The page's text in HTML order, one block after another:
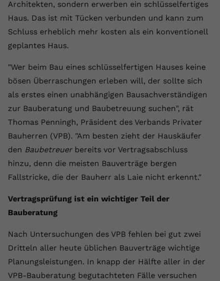
Architekten, sondern erwerben ein schlüsselfertiges
Haus. Das ist mit Tücken verbunden und kann zum
Schluss erheblich mehr kosten als ein konventionell
geplantes Haus.
"Wer beim Bau eines schlüsselfertigen Hauses keine
bösen Überraschungen erleben will, der sollte sich
als erstes einen unabhängigen Bausachverständigen
zur Bauberatung und Baubetreuung suchen", rät
Thomas Penningh, Präsident des Verbands Privater
Bauherren (VPB). "Am besten zieht der Hauskäufer
den Baubetreuerbereits vor Vertragsabschluss
hinzu, denn die meisten Bauverträge bergen
Fallstricke, die der Bauherr als Laie nicht erkennt."
Vertragsprüfung ist ein wichtiger Teil der
Bauberatung
Nach Untersuchungen des VPB fehlen bei gut zwei
Dritteln aller heute üblichen Bauverträge wichtige
Planungsleistungen. In knapp der Hälfte aller in der
VPB-Bauberatung begutachteten Fälle versuchen
Laufzeit 1 Jahr
Dieser Wert speichert Ihre Consent-
Einstellungen. Unter anderem eine
vorgenommen Einstellungen, falls der
Webseiten-Betreiber dies eingestellt
Name fe_typo_user
Anbieter VPB.de
Laufzeit Session
Benutzereinstellungen zu ermöglichen.
Zweck
wiederzuerkennen und statistische
Informationen zur Nutzung der
Website zu erfassen.
Name _gcl au
Laufzeit 90 Tage
Zweck
Wird von Google Ads für das
Conversion-Tracking verwendet, um
Website zuzuordnen.
Cookie-Informationen anzeigen
Externe Inhalte
Wir verwenden auf unserer Website externe Inhalte,
um Ihnen zusätzliche Informationen anzubieten.
Anbieter vimeo.com
2 Jahre
Vimeo installiert dieses Cookie, um
Tracking-Informationen zu sammeln,
Einbetten von Videos auf der Website
setzt.
Name
Anbieter youtube.com
YouTube setzt dieses Cookie über
Cookie-Informationen anzeigen